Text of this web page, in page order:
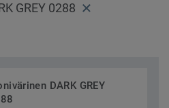
GREY 0288
DARK GREY